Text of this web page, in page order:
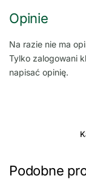
Opinie
Na razie nie ma
Tylko zalogowani
napisać opinię.
Podobne